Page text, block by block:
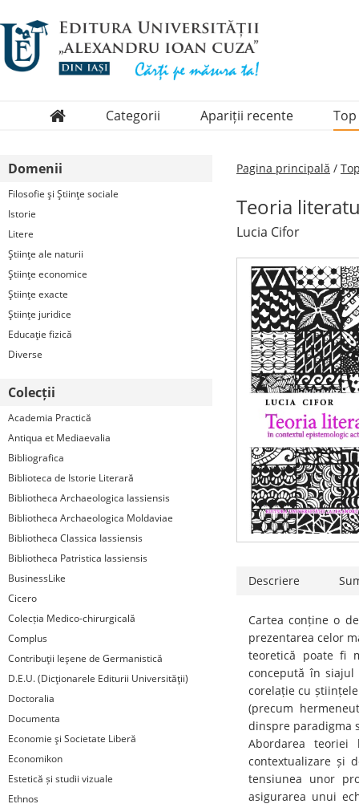
Categorii
Periodice
Apariții recente Top
Domenii
Filosofie şi Ştiinţe sociale
Istorie
Litere
Ştiinţe ale naturii
Ştiinţe economice
Ştiinţe exacte
Ştiinţe juridice
Educaţie fizică
Diverse
Colecții
Academia Practică
Antiqua et Mediaevalia
Bibliografica
Biblioteca de Istorie Literară
Bibliotheca Archaeologica Iassiensis
Bibliotheca Archaeologica Moldaviae
Bibliotheca Classica Iassiensis
Bibliotheca Patristica Iassiensis
BusinessLike
Cicero
Colecția Medico-chirurgicală
Complus
Contribuţii Ieşene de Germanistică
D.E.U. (Dicţionarele Editurii Universităţii)
Doctoralia
Documenta
Economie şi Societate Liberă
Economikon
Estetică și studii vizuale
Ethnos
Pagina principală /
Teoria
Lucia Cifor
Descriere
Cartea conține o
prezentarea celor
teoretică poate fi
concepută în
corelație cu
(precum
dinspre paradigma
Abordarea
contextualizare și
tensiunea unor
asigurarea unui